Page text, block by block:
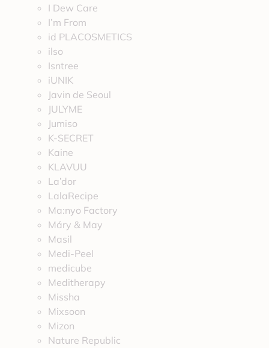
I Dew Care
I’m From
id PLACOSMETICS
ilso
Isntree
iUNIK
Javin de Seoul
JULYME
Jumiso
K-SECRET
Kaine
KLAVUU
La’dor
LalaRecipe
Ma:nyo Factory
Máry & May
Masil
Medi-Peel
medicube
Meditherapy
Missha
Mixsoon
Mizon
Nature Republic